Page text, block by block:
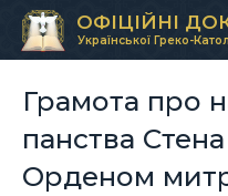
ОФІЦІЙНІ
Української Греко-
Грамота про
панства
Орденом